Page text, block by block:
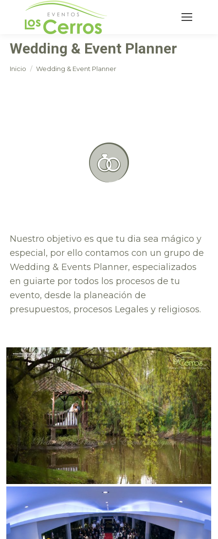
Buscar:
Wedding & Event Planner
Estás aquí:
Inicio Wedding & Event Planner
Nuestro objetivo es que tu dia sea mágico y
especial, por ello contamos con un grupo de
Wedding & Events Planner, especializados
en guiarte por todos los procesos de tu
evento, desde la planeación de
presupuestos, procesos Legales y religiosos.